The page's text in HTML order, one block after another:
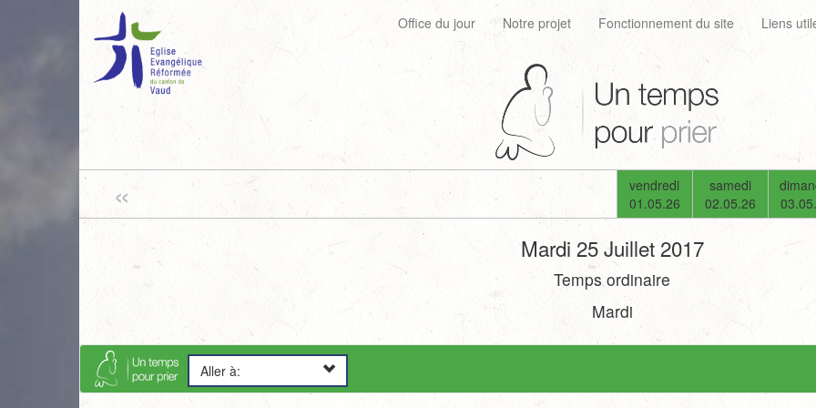
Office du jour Notre projet Fonctionnement du site Liens
«
vendredi
01.05.26
samedi
02.05.26
Mardi 25 Juillet 2017
Temps ordinaire
Mardi
Aller à: